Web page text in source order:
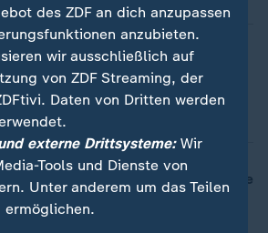
erneut im DFB-Pokalfinale
Overload zum Bayern-
Morbach
Video5:59
erlöst den VfB
trotz Chancenwucher im Finale
Pokals
Ungermanns
des ZDF an dich anzupassen
anzubieten.
wir ausschließlich auf
von ZDF Streaming, der
Daten von Dritten werden
externe Drittsysteme:Wir
Tools und Dienste von
Unter anderem um das Teilen